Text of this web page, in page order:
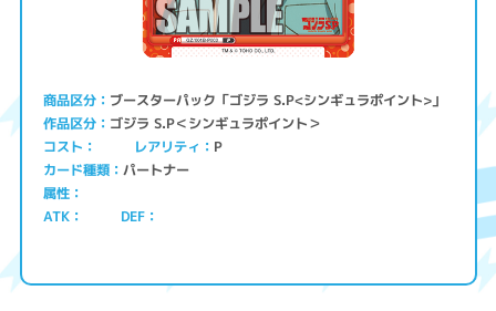
商品区分 ブースターパック「ゴジラ S.P<シンギュラポイント>」
作品区分 ゴジラ S.P＜シンギュラポイント＞
コスト レアリティ P
カード種類 パートナー
属性
ATK
DEF